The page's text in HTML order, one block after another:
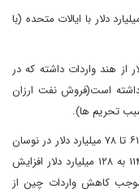
کشور چین و هند در سال ۲۰۲۳ مجموعا ۷۸۸ میلیارد دلار با ایالات متحده (با
۲۰۲۱ بین ۶ تا ۹ میلیارد دلار از هند واردات داشته که در
دلار افزایش داشته است(فروش نفت ارزان
تحریم ها).
واردات چین از روسیه در سالهای ۲۰۱۹ تا ۲۰۲۱ بین ۶۱ تا ۷۸ میلیارد دلار در نوسان
بوده است. در سالهای ۲۰۲۲ و ۲۰۲۳ این رقم از ۱۱۴ به ۱۲۸ میلیارد دلار افزایش
کاهش واردات چین از